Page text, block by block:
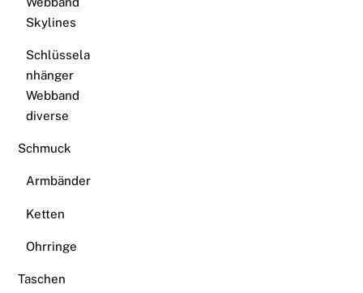
Skylines
Schlüssela
nhänger
Webband
diverse
Schmuck
Armbänder
Ketten
Ohrringe
Taschen